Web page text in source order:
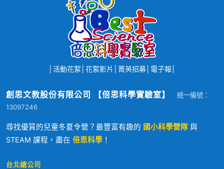
活動花絮 花絮影片 菁英招募│ 電子報
創思文教股份有限公司 【倍思科學實驗室】
統一編號：
13097246
尋找優質的兒童冬夏令營？最豐富有趣的 國小科學營隊 與
STEAM 課程，盡在 倍思科學 ！
台北總公司